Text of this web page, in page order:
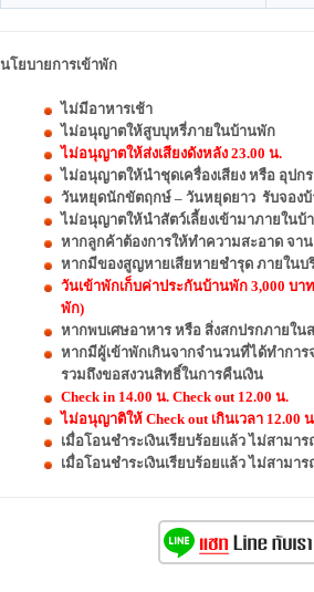
นโยบายการเข้าพัก
ไม่มีอาหารเช้า
ไม่อนุญาตให้สูบบุหรี่ภายในบ้านพัก
ไม่อนุญาตให้ส่งเสียงดังหลัง 23.00 น.
ไม่อนุญาตให้นำชุดเครื่องเสียง หรือ อุป
วันหยุดนักขัตฤกษ์ – วันหยุดยาว รับจอง
ไม่อนุญาตให้นำสัตว์เลี้ยงเข้ามาภายในบ้
หากลูกค้าต้องการให้ทำความสะอาด จา
หากมีของสูญหายเสียหายชำรุด ภายในบ
วันเข้าพักเก็บค่าประกันบ้านพัก 3,000 บ
พัก)
หากพบเศษอาหาร หรือ สิ่งสกปรกภายใน
หากมีผู้เข้าพักเกินจากจำนวนที่ได้ทำการ
รวมถึงขอสงวนสิทธิ์ในการคืนเงิน
Check in 14.00 น. Check out 12.00 น.
ไม่อนุญาติให้ Check out เกินเวลา 12.00
เมื่อโอนชำระเงินเรียบร้อยแล้ว ไม่สามาร
เมื่อโอนชำระเงินเรียบร้อยแล้ว ไม่สามา